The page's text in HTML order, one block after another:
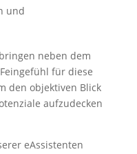
und
neben dem
für diese
den objektiven Blick
aufzudecken
eAssistenten